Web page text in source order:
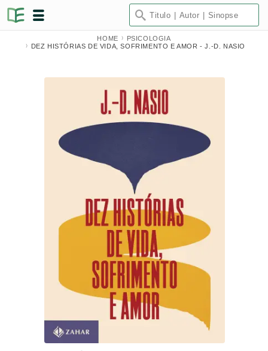
HOME
PSICOLOGIA
DEZ HISTÓRIAS DE VIDA, SOFRIMENTO E AMOR - J.-D. NASIO